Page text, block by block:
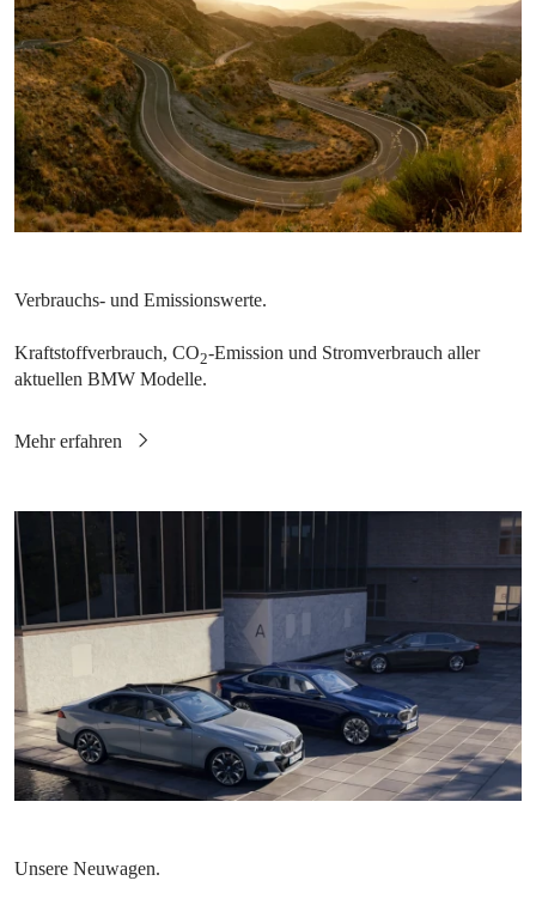
Kraftstoffverbrauch, CO2-Emission und Stromverbrauch aller
aktuellen BMW Modelle.